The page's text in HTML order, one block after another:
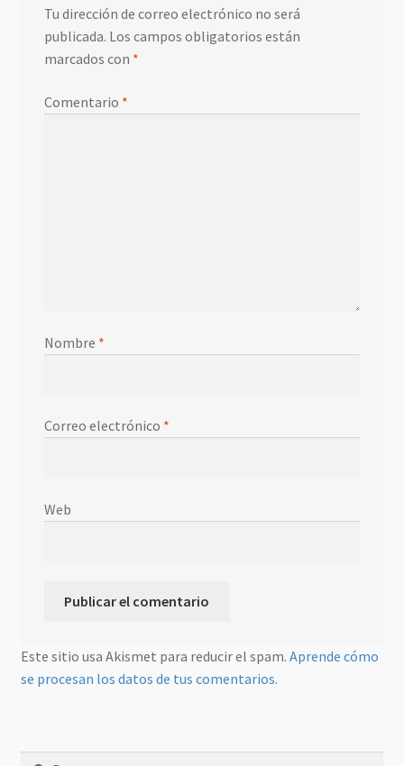
Tu dirección de correo electrónico no será
publicada. Los campos obligatorios están
marcados con *
Comentario *
Nombre *
Correo electrónico *
Web
Este sitio usa Akismet para reducir el spam. Aprende cómo
se procesan los datos de tus comentarios.
Buscar: